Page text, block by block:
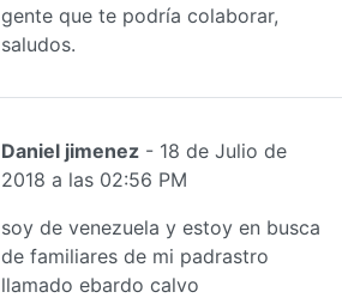
gente que te podría colaborar,
saludos.
Daniel jimenez - 18 de Julio de
2018 a las 02:56 PM
soy de venezuela y estoy en busca
de familiares de mi padrastro
llamado ebardo calvo